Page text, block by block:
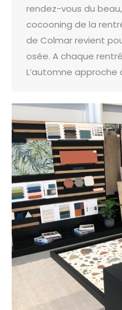
rendez-vous du
cocooning de la
de Colmar revient
osée. A chaque
L’automne approche